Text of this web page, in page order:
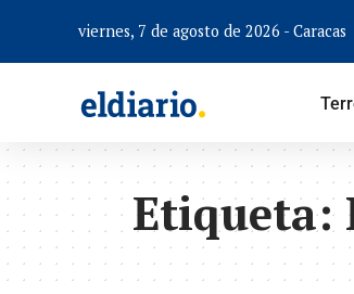
viernes, 7 de agosto de 2026 - Caracas
Etiqueta: